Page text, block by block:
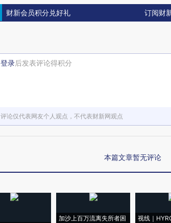
财新会员积分兑好礼 订阅财
登录后发表评论得积分
评论仅代表网友个人观点，不代表财新网观点
本篇文章暂无评论
加沙上百万流离失所者困
视线｜